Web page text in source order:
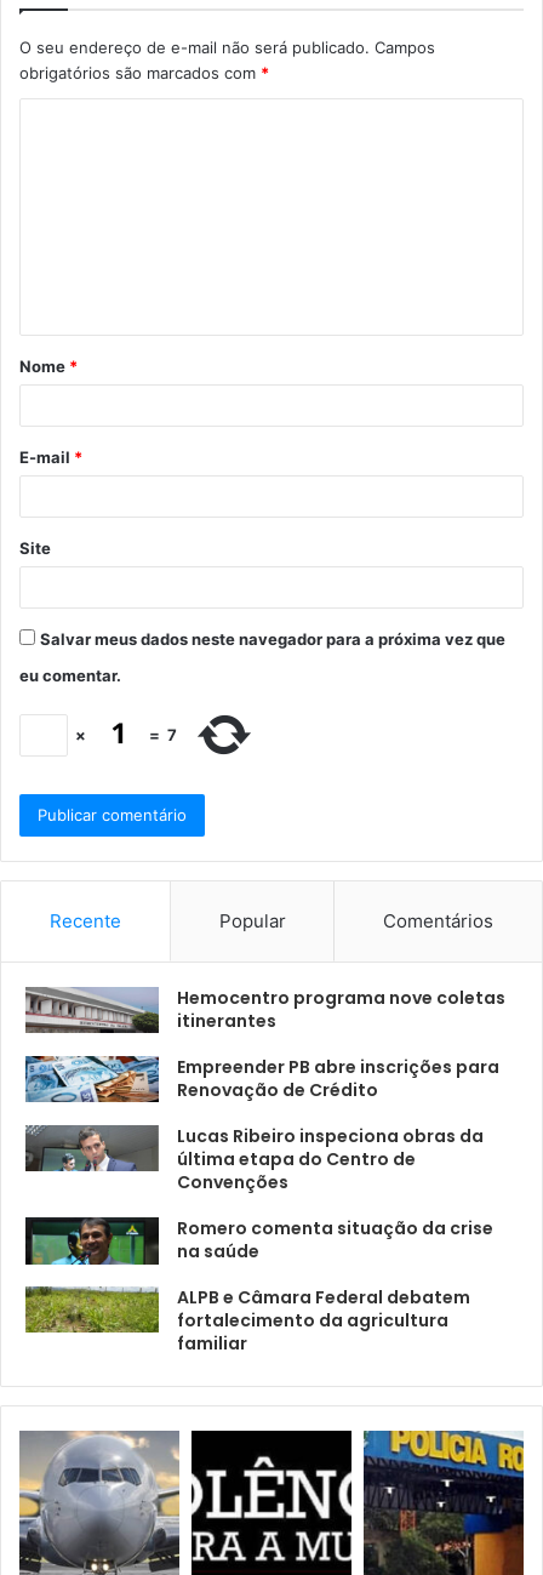
O seu endereço de e-mail não será publicado. Campos
obrigatórios são marcados com *
Nome *
E-mail *
Site
Salvar meus dados neste navegador para a próxima vez que
eu comentar.
× = 7
Recente Popular Comentários
Hemocentro programa nove coletas
itinerantes
Empreender PB abre inscrições para
Renovação de Crédito
Lucas Ribeiro inspeciona obras da
última etapa do Centro de
Convenções
Romero comenta situação da crise
na saúde
ALPB e Câmara Federal debatem
fortalecimento da agricultura
familiar